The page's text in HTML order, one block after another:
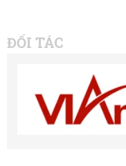
ĐỐI TÁC